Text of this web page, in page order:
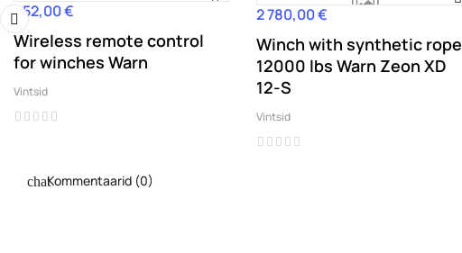
Hind
452,00 €
Wireless remote control
for winches Warn
Vintsid
Hind
2 780,00 €
Winch with synthetic rope
12000 lbs Warn Zeon XD
12-S
Vintsid
‹
Kommentaarid (0)